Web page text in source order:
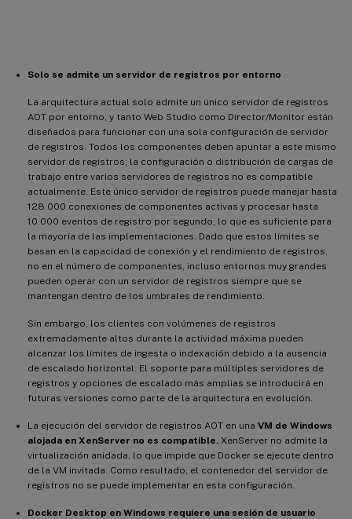
Solo se admite un servidor de registros por entorno
La arquitectura actual solo admite un único servidor de registros
AOT por entorno, y tanto Web Studio como Director/Monitor están
diseñados para funcionar con una sola configuración de servidor
de registros. Todos los componentes deben apuntar a este mismo
servidor de registros; la configuración o distribución de cargas de
trabajo entre varios servidores de registros no es compatible
actualmente. Este único servidor de registros puede manejar hasta
128.000 conexiones de componentes activas y procesar hasta
10.000 eventos de registro por segundo, lo que es suficiente para
la mayoría de las implementaciones. Dado que estos límites se
basan en la capacidad de conexión y el rendimiento de registros,
no en el número de componentes, incluso entornos muy grandes
pueden operar con un servidor de registros siempre que se
mantengan dentro de los umbrales de rendimiento.
Sin embargo, los clientes con volúmenes de registros
extremadamente altos durante la actividad máxima pueden
alcanzar los límites de ingesta o indexación debido a la ausencia
de escalado horizontal. El soporte para múltiples servidores de
registros y opciones de escalado más amplias se introducirá en
futuras versiones como parte de la arquitectura en evolución.
La ejecución del servidor de registros AOT en una VM de Windows
alojada en XenServer no es compatible. XenServer no admite la
virtualización anidada, lo que impide que Docker se ejecute dentro
de la VM invitada. Como resultado, el contenedor del servidor de
registros no se puede implementar en esta configuración.
Docker Desktop en Windows requiere una sesión de usuario